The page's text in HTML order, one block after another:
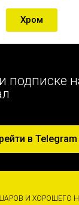
Хром
подписке
в Telegram
И ХОРОШЕГО